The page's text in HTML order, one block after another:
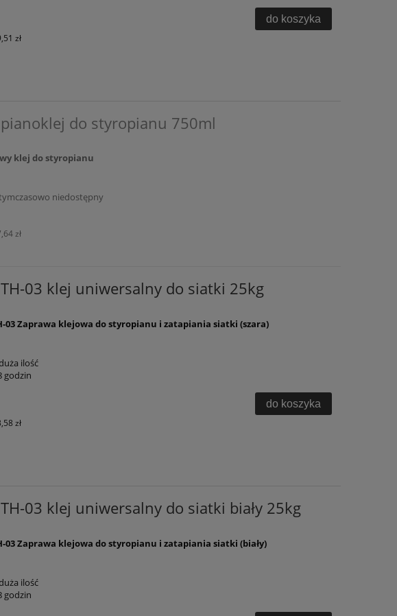
zł
do koszyka
do styropianu 750ml
klej do styropianu
niedostępny
zł
03 klej uniwersalny do siatki 25kg
03 Zaprawa klejowa do styropianu i zatapiania siatki (szara)
ilość
godzin
zł
do koszyka
03 klej uniwersalny do siatki biały 25kg
03 Zaprawa klejowa do styropianu i zatapiania siatki (biały)
ilość
godzin